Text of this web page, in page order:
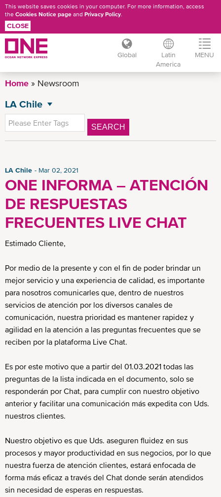
Skip
main
content
This website saves cookies in your computer. For more information, access
the Cookies Notice page and Privacy Policy.
CLOSE
Global
Latin
America
MENU
Home Newsroom
NEWSROOM
LA Chile
All News
Press Release
General News
News
CSR News
LA Advisory
LA Colombia
LA Ecuador
LA Guatemala
LA Mexico
Advisory
LA Panama
LA Peru
LA Uruguay
SEARCH
LA Chile Mar 02, 2021
ONE INFORMA – ATENCIÓN
DE RESPUESTAS
FRECUENTES LIVE CHAT
Estimado Cliente,
Por medio de la presente y con el fin de poder brindar un
mejor servicio y una experiencia de calidad, es importante
para nosotros comunicarles que, dentro de nuestros
servicios de atención por los diversos canales de
comunicación, nuestra prioridad es mantener rapidez y
agilidad en la atención a las preguntas frecuentes que se
reciben por la plataforma Live Chat.
Es por este motivo que a partir del 01.03.2021 todas las
preguntas de la lista indicada en el documento, solo se
responderán por Chat, para cumplir con nuestro objetivo
anterior y facilitar una comunicación más expedita con Uds.
nuestros clientes.
Nuestro objetivo es que Uds. aseguren fluidez en sus
procesos y mayor productividad en sus negocios, por lo que
nuestra fuerza de atención clientes, estará enfocada de
forma más eficaz a través del Chat donde serán atendidos
sin necesidad de esperas en respuestas.